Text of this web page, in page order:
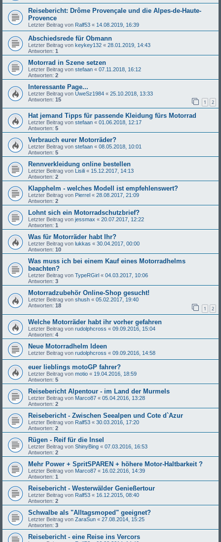
Reisebericht: Drôme Provençale und die Alpes-de-Haute-
Provence
Letzter Beitrag von Ralf53 « 14.08.2019, 16:39
Abschiedsrede für Obmann
Letzter Beitrag von keykey132 « 28.01.2019, 14:43
Antworten: 1
Motorrad in Szene setzen
Letzter Beitrag von stefaan « 07.11.2018, 16:12
Antworten: 2
Interessante Page...
Letzter Beitrag von UweSz1984 « 25.10.2018, 13:33
Antworten: 15 1 2
Hat jemand Tipps für passende Kleidung fürs Motorrad
Letzter Beitrag von stefaan « 01.06.2018, 12:17
Antworten: 5
Verbrauch eurer Motorräder?
Letzter Beitrag von stefaan « 08.05.2018, 10:01
Antworten: 5
Rennverkleidung online bestellen
Letzter Beitrag von Lisili « 15.12.2017, 14:13
Antworten: 2
Klapphelm - welches Modell ist empfehlenswert?
Letzter Beitrag von Pierrel « 28.08.2017, 21:09
Antworten: 2
Lohnt sich ein Motorradschutzbrief?
Letzter Beitrag von jessmax « 20.07.2017, 12:22
Antworten: 1
Was für Motorräder habt Ihr?
Letzter Beitrag von lukkas « 30.04.2017, 00:00
Antworten: 10
Was muss ich bei einem Kauf eines Motorradhelms
beachten?
Letzter Beitrag von TypeRGirl « 04.03.2017, 10:06
Antworten: 3
Motorradzubehör Online-Shop gesucht!
Letzter Beitrag von shush « 05.02.2017, 19:40
Antworten: 18 1 2
Welche Motorräder habt ihr vorher gefahren
Letzter Beitrag von rudolphcross « 09.09.2016, 15:04
Antworten: 4
Neue Motorradhelm Ideen
Letzter Beitrag von rudolphcross « 09.09.2016, 14:58
euer lieblings motoGP fahrer?
Letzter Beitrag von motio « 19.04.2016, 18:59
Antworten: 5
Reisebericht Alpentour - im Land der Murmels
Letzter Beitrag von Marco87 « 05.04.2016, 13:28
Antworten: 2
Reisebericht - Zwischen Seealpen und Cote d`Azur
Letzter Beitrag von Ralf53 « 30.03.2016, 17:20
Antworten: 2
Rügen - Reif für die Insel
Letzter Beitrag von ShinyBing « 07.03.2016, 16:53
Antworten: 2
Mehr Power + SpritSPAREN + höhere Motor-Haltbarkeit ?
Letzter Beitrag von Marco87 « 16.02.2016, 14:39
Antworten: 1
Reisebericht - Westerwälder Genießertour
Letzter Beitrag von Ralf53 « 16.12.2015, 08:40
Antworten: 2
Schwalbe als "Alltagsmoped" geeignet?
Letzter Beitrag von ZaraSun « 27.08.2014, 15:25
Antworten: 3
Reisebericht - eine Reise ins Vercors